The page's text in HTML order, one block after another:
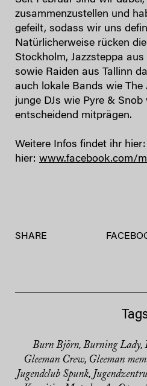
zusammenzustellen und
gefeilt, sodass wir uns
Natürlicherweise rücken
Stockholm, Jazzsteppa
sowie Raiden aus Tallinn
auch lokale Bands wie
junge DJs wie Pyre &
entscheidend mitprägen.
Weitere Infos findet ihr hier:
hier: www.facebook.com/
SHARE
Burn Björn, Burning Lady,
Gleeman Crew, Gleeman
Jugendclub Spunk,